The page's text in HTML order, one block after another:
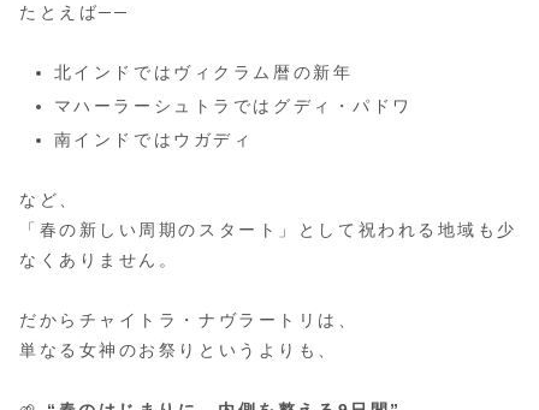
たとえば──
北インドではヴィクラム暦の新年
マハーラーシュトラではグディ・パドワ
南インドではウガディ
など、
「春の新しい周期のスタート」として祝われる地域も少
なくありません。
だからチャイトラ・ナヴラートリは、
単なる女神のお祭りというよりも、